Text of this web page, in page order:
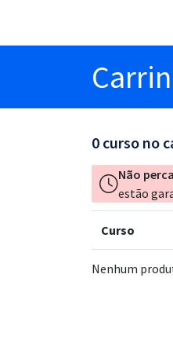
0 curso no
Não
estão
Curso
Nenhum